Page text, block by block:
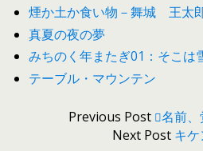
煙か土か食い物－舞城 王太
真夏の夜の夢
みちのく年またぎ01：そこは
テーブル・マウンテン
Previous Post 名前
Next Post キ